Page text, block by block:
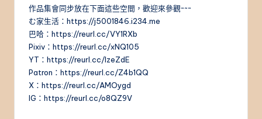
作品集會同步放在下面這些空間，歡迎來參觀~~~
む家生活：https://j5001846.i234.me
巴哈：https://reurl.cc/VY1RXb
Pixiv：https://reurl.cc/xNQ105
YT：https://reurl.cc/lzeZdE
Patron：https://reurl.cc/Z4b1QQ
X：https://reurl.cc/AMOygd
IG：https://reurl.cc/o8QZ9V